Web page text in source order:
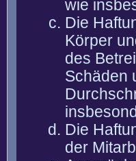
wie
Die
Körper
des
Schäden
Die
der